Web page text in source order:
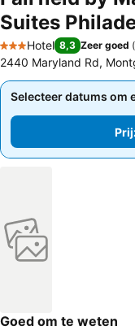
Suites
3 Sterren
Hotel 8,3 Zeer goed (
2440 Maryland Rd,
Selecteer datums om
Selecteer datums om
Goed om te weten